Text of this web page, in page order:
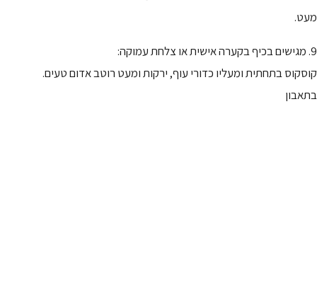
מעט.
9. מגישים בכיף בקערה אישית או צלחת עמוקה:
קוסקוס בתחתית ומעליו כדורי עוף, ירקות ומעט רוטב אדום טעים.
בתאבון